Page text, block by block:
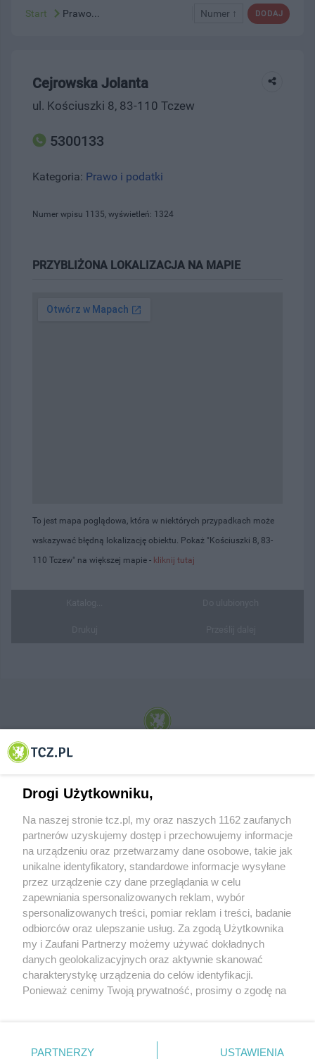
DODAJ
Numer ↑
Start Prawo...
Cejrowska Jolanta
ul. Kościuszki 8, 83-110 Tczew
5300133
Kategoria: Prawo i podatki
Numer wpisu 1135, wyświetleń: 1324
PRZYBLIŻONA LOKALIZACJA NA MAPIE
To jest mapa poglądowa, która w niektórych przypadkach może
wskazywać błędną lokalizację obiektu. Pokaż "Kościuszki 8, 83-
110 Tczew" na większej mapie - kliknij tutaj
© 2001-2026 Tczew - TCZ.PL Sp. z o.o. Internetowy Serwis Informacyjny Miasta
O FIRMIE POLITYKA PRYWATNOŚCI HOSTING
REKLAMA WSPÓŁPRACA RSS FACEBOOK KONTAKT
Nasze serwisy
Aktualności
Tcz24
Historia miasta
Muzyka i kultura
Archiwum wydarzeń
Zdjęcia miasta
Drogi Użytkowniku,
Na naszej stronie tcz.pl, my oraz naszych 1162 zaufanych
partnerów uzyskujemy dostęp i przechowujemy informacje
na urządzeniu oraz przetwarzamy dane osobowe, takie jak
unikalne identyfikatory, standardowe informacje wysyłane
przez urządzenie czy dane przeglądania w celu
zapewniania spersonalizowanych reklam, wybór
spersonalizowanych treści, pomiar reklam i treści, badanie
odbiorców oraz ulepszanie usług. Za zgodą Użytkownika
my i Zaufani Partnerzy możemy używać dokładnych
danych geolokalizacyjnych oraz aktywnie skanować
charakterystykę urządzenia do celów identyfikacji.
Ponieważ cenimy Twoją prywatność, prosimy o zgodę na
znajdujący się w lewym dolnym rogu strony
. Niektóre
PARTNERZY USTAWIENIA